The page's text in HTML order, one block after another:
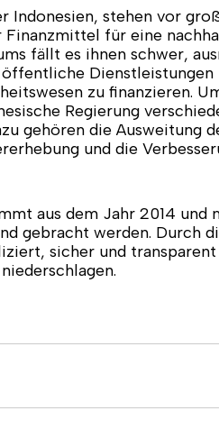
Indonesien, stehen vor
für eine
fällt es ihnen schwer,
zu finanzieren.
Regierung
gehören die Ausweitung
und die
aus dem Jahr 2014 und
gebracht werden. Durch
sicher und